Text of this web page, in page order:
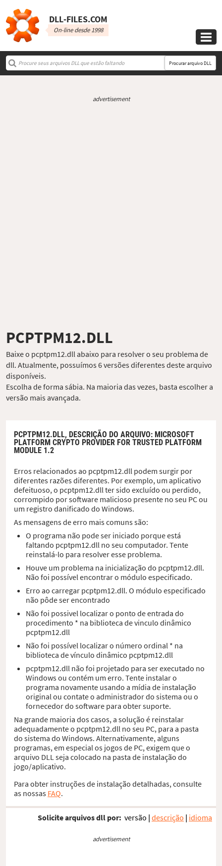
DLL‑FILES.COM
On-line desde 1998

Procurar arquivo DLL
advertisement
PCPTPM12.DLL
Baixe o pcptpm12.dll abaixo para resolver o seu problema de
dll. Atualmente, possuímos 6 versões diferentes deste arquivo
disponíveis.
Escolha de forma sábia. Na maioria das vezes, basta escolher a
versão mais avançada.
PCPTPM12.DLL, DESCRIÇÃO DO ARQUIVO: MICROSOFT
PLATFORM CRYPTO PROVIDER FOR TRUSTED PLATFORM
MODULE 1.2
Erros relacionados ao pcptpm12.dll podem surgir por
diferentes razões diferentes. Por exemplo, um aplicativo
defeituoso, o pcptpm12.dll ter sido excluído ou perdido,
corrompido por software malicioso presente no seu PC ou
um registro danificado do Windows.
As mensagens de erro mais comuns são:
O programa não pode ser iniciado porque está
faltando pcptpm12.dll no seu computador. Tente
reinstalá-lo para resolver esse problema.
Houve um problema na inicialização do pcptpm12.dll.
Não foi possível encontrar o módulo especificado.
Erro ao carregar pcptpm12.dll. O módulo especificado
não pôde ser encontrado
Não foi possivel localizar o ponto de entrada do
procedimento * na biblioteca de vinculo dinâmico
pcptpm12.dll
Não foi possível localizar o número ordinal * na
biblioteca de vínculo dinâmico pcptpm12.dll
pcptpm12.dll não foi projetado para ser executado no
Windows ou contém um erro. Tente instalar o
programa novamente usando a mídia de instalação
original ou contate o administrador do sistema ou o
fornecedor do software para obter suporte.
Na grande maioria dos casos, a solução é reinstalar
adequadamente o pcptpm12.dll no seu PC, para a pasta
do sistema do Windows. Alternativamente, alguns
programas, em especial os jogos de PC, exigem que o
arquivo DLL seja colocado na pasta de instalação do
jogo/aplicativo.
Para obter instruções de instalação detalhadas, consulte
as nossas FAQ.
Solicite arquivos dll por: versão | descrição | idioma
advertisement